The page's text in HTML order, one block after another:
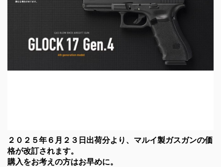
２０２５年６月２３日出荷分より、マルイ製ガスガンの価
格が改訂されます。
購入をお考えの方はお早めに。